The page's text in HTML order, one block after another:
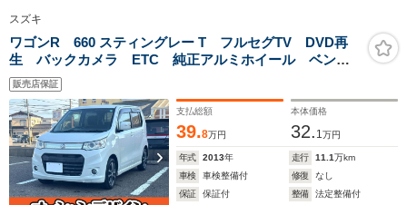
スズキ
ワゴンR 660 スティングレー T フルセグTV DVD再
生 バックカメラ ETC 純正アルミホイール ベンチ
ーシート フルフラットシート スマートキー HIDヘッ
ドランプ フォグランプ
販売店保証
支払総額
39.8万円
本体価格
32. 1 万円
年式 2013年 走行 11.1万km
車検
車検整備付 修復
なし
保証
保証付 整備
法定整備付